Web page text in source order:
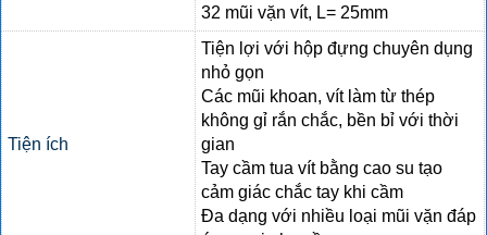
32 mũi vặn vít, L= 25mm
Tiện ích
Tiện lợi với hộp đựng chuyên dụng
nhỏ gọn
Các mũi khoan, vít làm từ thép
không gỉ rắn chắc, bền bỉ với thời
gian
Tay cầm tua vít bằng cao su tạo
cảm giác chắc tay khi cầm
Đa dạng với nhiều loại mũi vặn đáp